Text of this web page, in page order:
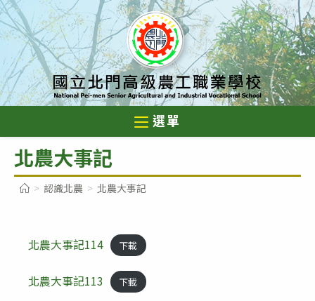
跳
轉
主
要
內
選單
北農大事記
> 認識北農 > 北農大事記
北農大事記114 下載
北農大事記113 下載